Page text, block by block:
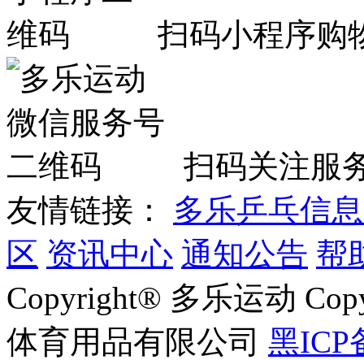
扫码小程序购
扫码关注服
友情链接：
多乐乒乓信
区 资讯中心 通知公告 帮
Copyright® 多乐运动
体育用品有限公司 黑ICP